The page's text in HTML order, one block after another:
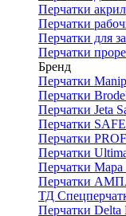
Перчатки
Перчатки
Перчатки для
Перчатки
Бренд
Перчатки
Перчатки
Перчатки Jeta
Перчатки
Перчатки
Перчатки
Перчатки Мара
Перчатки
ТД
Перчатки Delta